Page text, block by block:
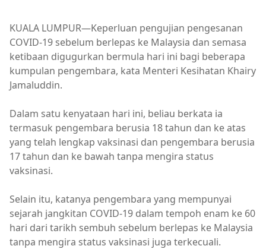
KUALA LUMPUR—Keperluan pengujian pengesanan
COVID-19 sebelum berlepas ke Malaysia dan semasa
ketibaan digugurkan bermula hari ini bagi beberapa
kumpulan pengembara, kata Menteri Kesihatan Khairy
Jamaluddin.
Dalam satu kenyataan hari ini, beliau berkata ia
termasuk pengembara berusia 18 tahun dan ke atas
yang telah lengkap vaksinasi dan pengembara berusia
17 tahun dan ke bawah tanpa mengira status
vaksinasi.
Selain itu, katanya pengembara yang mempunyai
sejarah jangkitan COVID-19 dalam tempoh enam ke 60
hari dari tarikh sembuh sebelum berlepas ke Malaysia
tanpa mengira status vaksinasi juga terkecuali.